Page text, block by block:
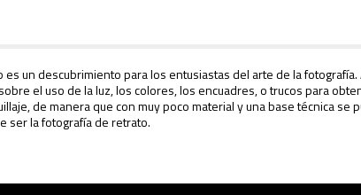
es un descubrimiento para los entusiastas del arte de la
el uso de la luz, los colores, los encuadres, o trucos para
de manera que con muy poco material y una base técnica
ser la fotografía de retrato.